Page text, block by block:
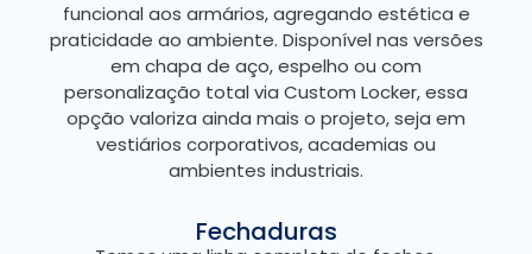
funcional aos armários, agregando estética e
praticidade ao ambiente. Disponível nas versões
em chapa de aço, espelho ou com
personalização total via Custom Locker, essa
opção valoriza ainda mais o projeto, seja em
vestiários corporativos, academias ou
ambientes industriais.
Fechaduras